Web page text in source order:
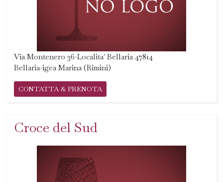
Via Montenero 36-Localita' Bellaria 47814
Bellaria-igea Marina (Rimini)
CONTATTA & PRENOTA
Croce del Sud